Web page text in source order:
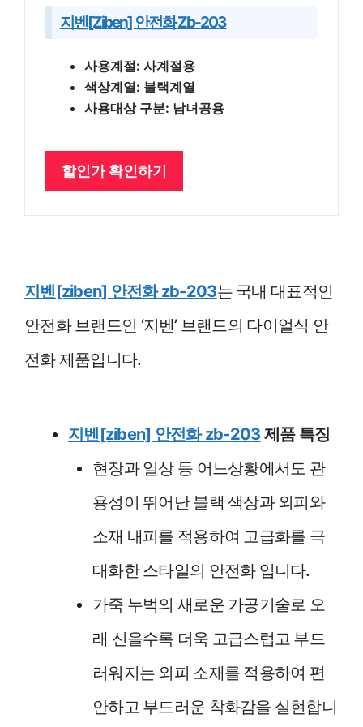
지벤[ziben] 안전화 Zb-203
사용계절: 사계절용
색상계열: 블랙계열
사용대상 구분: 남녀공용
할인가 확인하기
지벤[ziben] 안전화 zb-203는 국내 대표적인
안전화 브랜드인 ‘지벤’ 브랜드의 다이얼식 안
전화 제품입니다.
지벤[ziben] 안전화 zb-203 제품 특징
현장과 일상 등 어느상황에서도 관
용성이 뛰어난 블랙 색상과 외피와
소재 내피를 적용하여 고급화를 극
대화한 스타일의 안전화 입니다.
가죽 누벅의 새로운 가공기술로 오
래 신을수록 더욱 고급스럽고 부드
러워지는 외피 소재를 적용하여 편
안하고 부드러운 착화감을 실현합니